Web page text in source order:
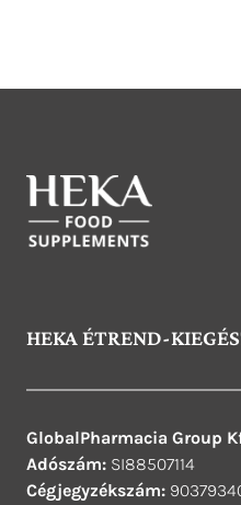
HEKA ÉTREND-
GlobalPharmacia Group
Adószám: SI88507114
Cégjegyzékszám: